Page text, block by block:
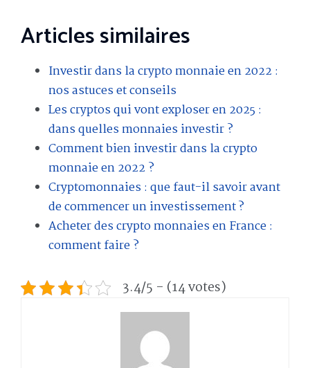
Articles similaires
Investir dans la crypto monnaie en 2022 :
nos astuces et conseils
Les cryptos qui vont exploser en 2025 :
dans quelles monnaies investir ?
Comment bien investir dans la crypto
monnaie en 2022 ?
Cryptomonnaies : que faut-il savoir avant
de commencer un investissement ?
Acheter des crypto monnaies en France :
comment faire ?
3.4/5 - (14 votes)